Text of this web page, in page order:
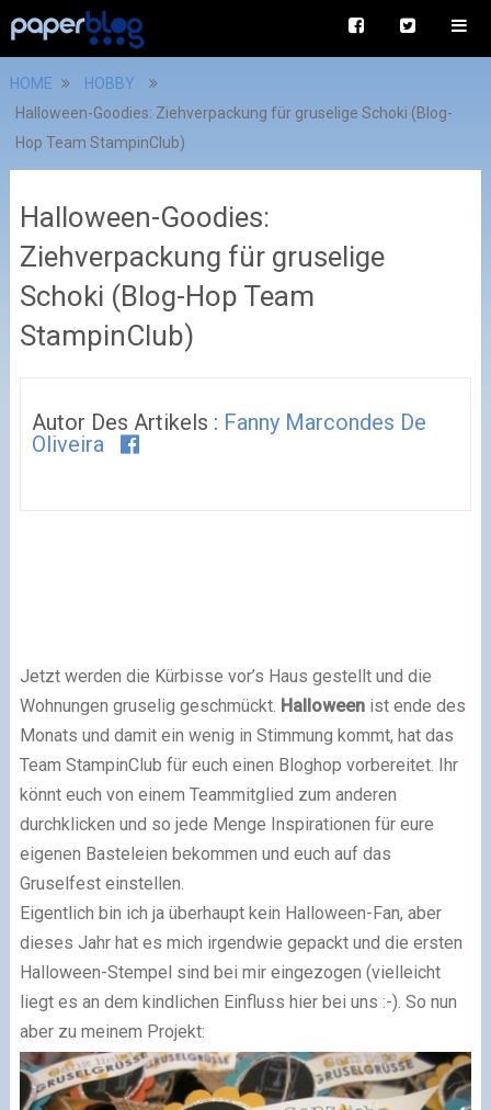
HOME
HOBBY
Halloween-Goodies: Ziehverpackung für gruselige Schoki (Blog-
Hop Team StampinClub)
Halloween-Goodies:
Ziehverpackung für gruselige
Schoki (Blog-Hop Team
StampinClub)
Autor Des Artikels : Fanny Marcondes De
Oliveira
Jetzt werden die Kürbisse vor’s Haus gestellt und die
Wohnungen gruselig geschmückt. Halloweenist ende des
Monats und damit ein wenig in Stimmung kommt, hat das
Team StampinClub für euch einen Bloghop vorbereitet. Ihr
könnt euch von einem Teammitglied zum anderen
durchklicken und so jede Menge Inspirationen für eure
eigenen Basteleien bekommen und euch auf das
Gruselfest einstellen.
Eigentlich bin ich ja überhaupt kein Halloween-Fan, aber
dieses Jahr hat es mich irgendwie gepackt und die ersten
Halloween-Stempel sind bei mir eingezogen (vielleicht
liegt es an dem kindlichen Einfluss hier bei uns :-). So nun
aber zu meinem Projekt: